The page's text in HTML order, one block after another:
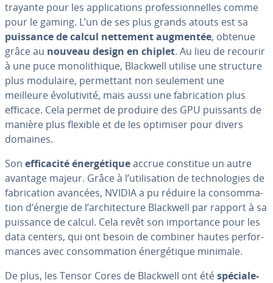
trayante pour les ap­pli­ca­tions pro­fes­sion­nelles comme
pour le gaming. L’un de ses plus grands atouts est sa
puissance de calcul nettement augmentée, obtenue
grâce au nouveau design en chiplet. Au lieu de recourir
à une puce mo­no­li­thique, Blackwell utilise une structure
plus modulaire, per­met­tant non seulement une
meilleure évo­lu­ti­vité, mais aussi une fa­bri­ca­tion plus
efficace. Cela permet de produire des GPU puissants de
manière plus flexible et de les optimiser pour divers
domaines.
Son ef­fi­ca­cité éner­gé­tiqueaccrue constitue un autre
avantage majeur. Grâce à l’uti­li­sa­tion de tech­no­lo­gies de
fa­bri­ca­tion avancées, NVIDIA a pu réduire la con­som­ma­
tion d’énergie de l’ar­chi­tec­ture Blackwell par rapport à sa
puissance de calcul. Cela revêt son im­por­tance pour les
data centers, qui ont besoin de combiner hautes per­for­
mances avec con­som­ma­tion éner­gé­tique minimale.
De plus, les Tensor Cores de Blackwell ont étéspé­cia­le­